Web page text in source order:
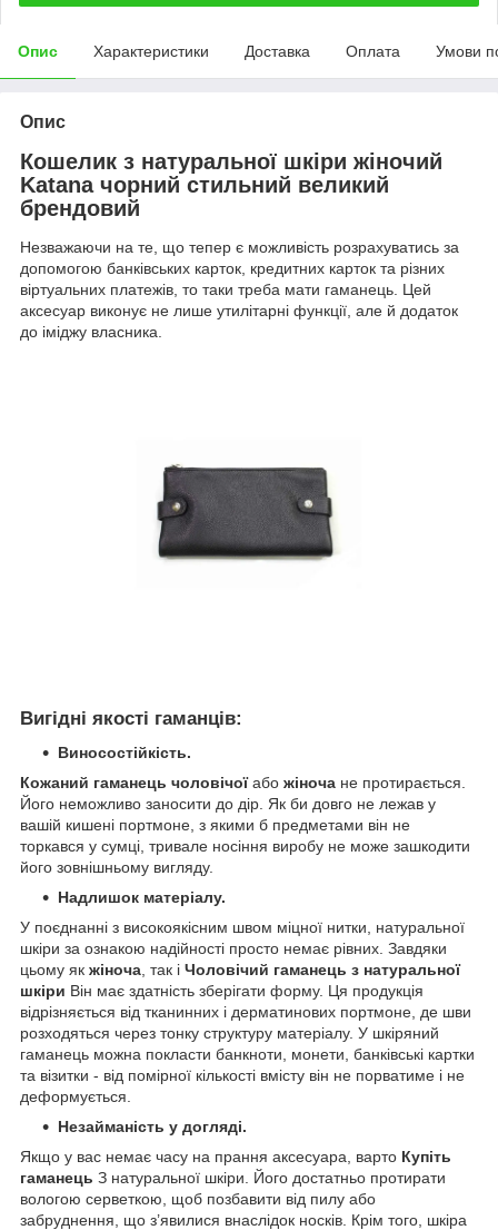
Опис Характеристики Доставка Оплата Умови
Опис
Кошелик з натуральної шкіри жіночий
Katana чорний стильний великий
брендовий
Незважаючи на те, що тепер є можливість розрахуватись за
допомогою банківських карток, кредитних карток та різних
віртуальних платежів, то таки треба мати гаманець. Цей
аксесуар виконує не лише утилітарні функції, але й додаток
до іміджу власника.
Вигідні якості гаманців:
Виносостійкість.
Кожаний гаманець чоловічоїабо жіноча не протирається.
Його неможливо заносити до дір. Як би довго не лежав у
вашій кишені портмоне, з якими б предметами він не
торкався у сумці, тривале носіння виробу не може зашкодити
його зовнішньому вигляду.
Надлишок матеріалу.
У поєднанні з високоякісним швом міцної нитки, натуральної
шкіри за ознакою надійності просто немає рівних. Завдяки
цьому як жіноча , так і Чоловічий гаманець з натуральної
шкіри Він має здатність зберігати форму. Ця продукція
відрізняється від тканинних і дерматинових портмоне, де шви
розходяться через тонку структуру матеріалу. У шкіряний
гаманець можна покласти банкноти, монети, банківські картки
та візитки - від помірної кількості вмісту він не порватиме і не
деформується.
Незайманість у догляді.
Якщо у вас немає часу на прання аксесуара, варто Купіть
гаманець З натуральної шкіри. Його достатньо протирати
вологою серветкою, щоб позбавити від пилу або
забруднення, що з’явилися внаслідок носків. Крім того, шкіра